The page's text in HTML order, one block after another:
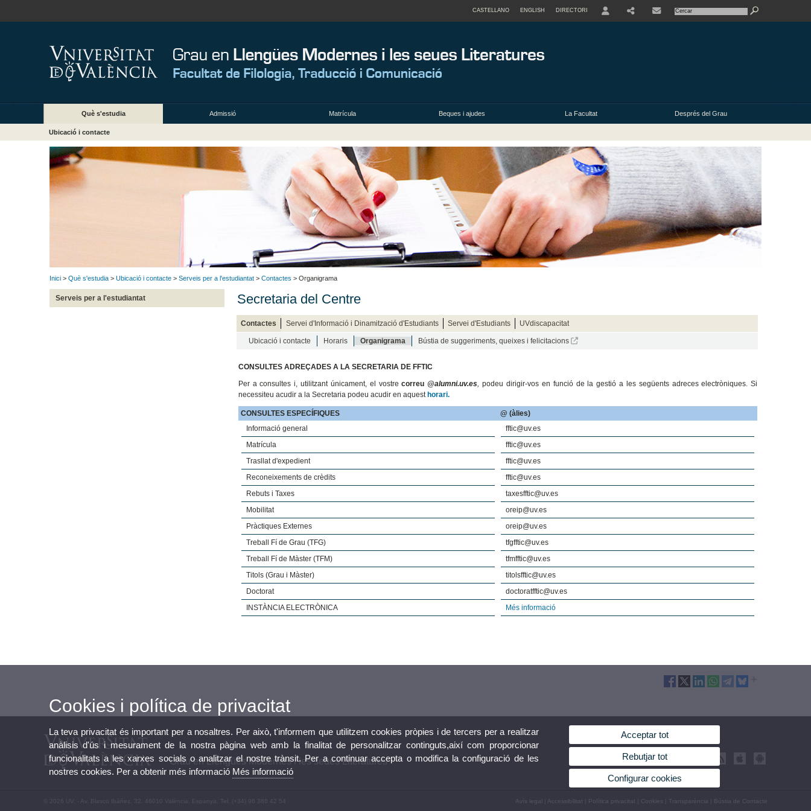
CASTELLANO ENGLISH DIRECTORI
Què s'estudia Admissió Matrícula Beques i ajudes La Facultat Després del Grau
Ubicació i contacte
Inici > Què s'estudia > Ubicació i contacte > Serveis per a l'estudiantat > Contactes > Organigrama
Serveis per a l'estudiantat Secretaria del Centre
Contactes Servei d'Informació i Dinamització d'Estudiants Servei d'Estudiants UVdiscapacitat
Ubicació i contacte Horaris Organigrama Bústia de suggeriments, queixes i felicitacions
CONSULTES ADREÇADES A LA SECRETARIA DE FFTIC
Per a consultes i, utilitzant únicament, el vostrecorreu @alumni.uv.es ,podeu dirigir-vos en funció de la gestió a les següents adreces electròniques. Si
necessiteu acudir a la Secretaria podeu acudir en aquest horari.
CONSULTES ESPECÍFIQUES
@ (àlies)
Informació general
fftic@uv.es
Matrícula
fftic@uv.es
Trasllat d'expedient
fftic@uv.es
Reconeixements de crèdits
fftic@uv.es
Rebuts i Taxes
taxesfftic@uv.es
Mobilitat
oreip@uv.es
Pràctiques Externes
oreip@uv.es
Treball Fí de Grau (TFG)
tfgfftic@uv.es
Treball Fí de Màster (TFM)
tfmfftic@uv.es
Titols (Grau i Màster)
titolsfftic@uv.es
Doctorat
doctoratfftic@uv.es
INSTÀNCIA ELECTRÒNICA
Més informació
Grau en Llengües Modernes i les seues Literatures
© 2026 UV. - Av. Blasco Ibáñez, 32. 46010 València. Espanya. Tel. (+34) 96 386 42 54 Avís legal Accessibilitat Política privacitat Cookies Transparència Bústia de Contacte
Cookies i política de privacitat
La teva privacitat és important per a nosaltres. Per això, t'informem que utilitzem cookies pròpies i de tercers per a realitzar
anàlisis d'ús i mesurament de la nostra pàgina web amb la finalitat de personalitzar continguts,així com proporcionar
funcionalitats a les xarxes socials o analitzar el nostre trànsit. Per a continuar accepta o modifica la configuració de les
nostres cookies. Per a obtenir més informació Més informació
Acceptar tot
Rebutjar tot
Configurar cookies